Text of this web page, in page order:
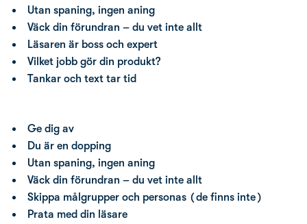
Utan spaning, ingen aning
Väck din förundran – du vet inte allt
Läsaren är boss och expert
Vilket jobb gör din produkt?
Tankar och text tar tid
Ge dig av
Du är en dopping
Utan spaning, ingen aning
Väck din förundran – du vet inte allt
Skippa målgrupper och personas (de finns inte)
Prata med din läsare